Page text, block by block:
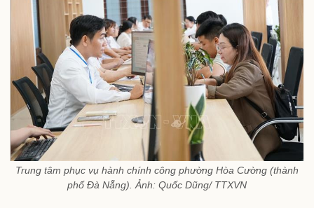
Trung tâm phục vụ hành chính công phường Hòa Cường (thành
phố Đà Nẵng). Ảnh: Quốc Dũng/ TTXVN